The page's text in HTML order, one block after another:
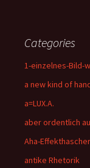
Categories
1-einzelnes-Bild-
a new kind of
a=LUX.A.
aber ordentlich
Aha-
antike Rhetorik